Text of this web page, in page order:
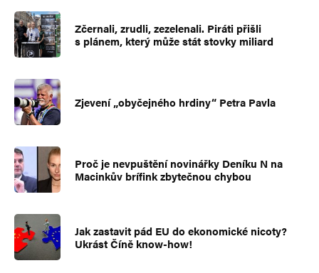
Zčernali, zrudli, zezelenali. Piráti přišli
s plánem, který může stát stovky miliard
Zjevení „obyčejného hrdiny“ Petra Pavla
Proč je nevpuštění novinářky Deníku N na
Macinkův brífink zbytečnou chybou
Jak zastavit pád EU do ekonomické nicoty?
Ukrást Číně know-how!